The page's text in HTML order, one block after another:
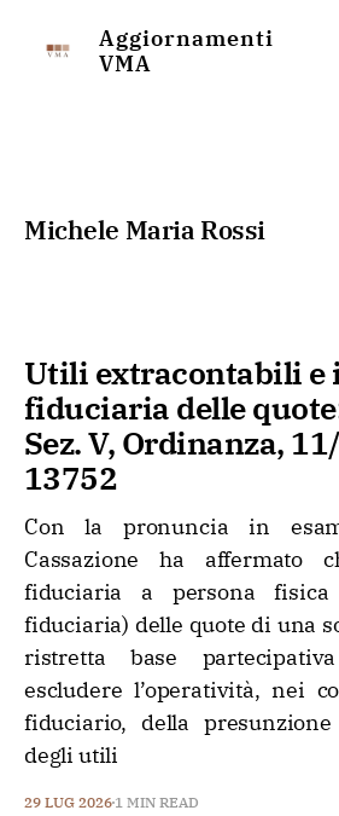
Aggiornamenti
VMA
Michele Maria Rossi
Utili extracontabili e
fiduciaria delle
Sez. V, Ordinanza,
13752
Con la pronuncia in
Cassazione ha affermato
fiduciaria a persona
fiduciaria) delle quote di una
ristretta base
escludere l’operatività, nei
fiduciario, della
degli utili
29 LUG 2026 1 MIN READ